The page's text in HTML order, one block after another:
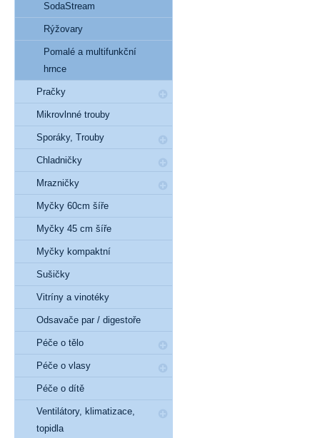
SodaStream
Rýžovary
Pomalé a multifunkční
hrnce
Pračky
Mikrovlnné trouby
Sporáky, Trouby
Chladničky
Mrazničky
Myčky 60cm šíře
Myčky 45 cm šíře
Myčky kompaktní
Sušičky
Vitríny a vinotéky
Odsavače par / digestoře
Péče o tělo
Péče o vlasy
Péče o dítě
Ventilátory, klimatizace,
topidla